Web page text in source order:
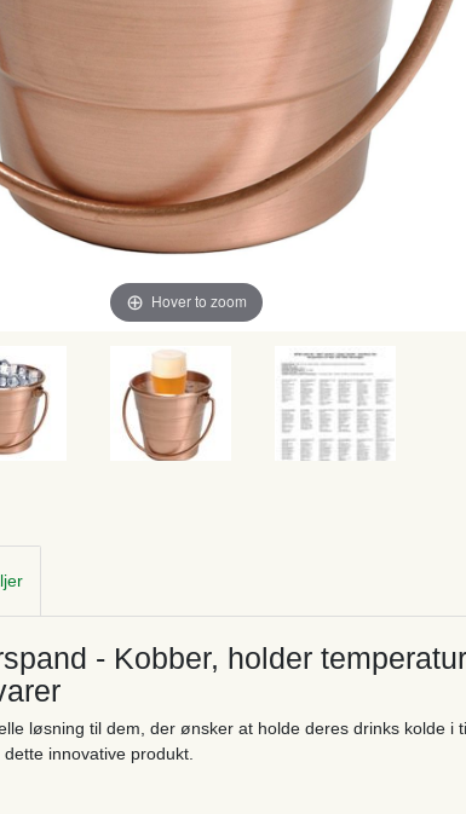
Hover to zoom
- Kobber, holder
løsning til dem, der ønsker at holde deres drinks kolde i
innovative produkt.